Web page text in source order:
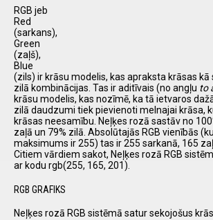
RGB jeb
Red
(sarkans),
Green
(zaļš),
Blue
(zils) ir krāsu modelis, kas apraksta krāsas kā
zilā kombinācijas. Tas ir aditīvais (no angļu to
krāsu modelis, kas nozīmē, ka tā ietvaros
zilā daudzumi tiek pievienoti melnajai krāsa,
krāsas neesamību. Neļķes rozā sastāv no
zaļā un 79% zilā. Absolūtajās RGB vienībās
maksimums ir 255) tas ir 255 sarkanā, 165
Citiem vārdiem sakot, Neļķes rozā RGB
ar kodu rgb(255, 165, 201).
RGB GRAFIKS
Neļķes rozā RGB sistēmā satur sekojošus